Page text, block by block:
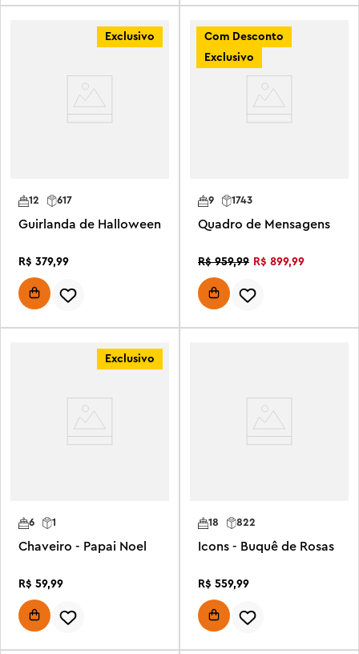
Exclusivo
12 617
Guirlanda de Halloween
R$ 379,99
Com Desconto
Exclusivo
9 1743
Quadro de Mensagens
R$ 959,99 R$ 899,99
Exclusivo
6 1
Chaveiro - Papai Noel
R$ 59,99
18 822
Icons - Buquê de Rosas
R$ 559,99